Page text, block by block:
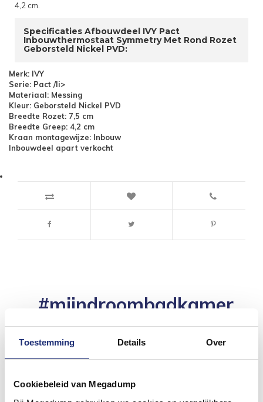
Toestemming Details Over
Cookiebeleid van Megadump
4,2 cm.
Specificaties Afbouwdeel IVY Pact
Inbouwthermostaat Symmetry Met Rond Rozet
Geborsteld Nickel PVD:
Merk: IVY
Serie: Pact /li>
Materiaal: Messing
Kleur: Geborsteld Nickel PVD
Breedte Rozet: 7,5 cm
Breedte Greep: 4,2 cm
Kraan montagewijze: Inbouw
Inbouwdeel apart verkocht
#mijndroombadkamer
Wij geloven in de kracht van delen. Deel jouw
en tag @megadumpnl. Samen bouwen we een
badkamerstijlen. Doe je mee?